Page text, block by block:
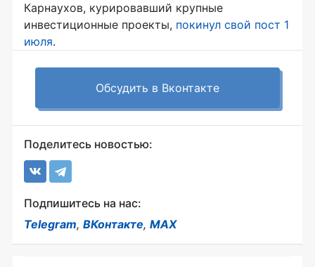
Карнаухов, курировавший крупные
инвестиционные проекты, покинул свой пост 1
июля.
Обсудить в Вконтакте
Поделитесь новостью:
Подпишитесь на нас:
Telegram, ВКонтакте, MAX